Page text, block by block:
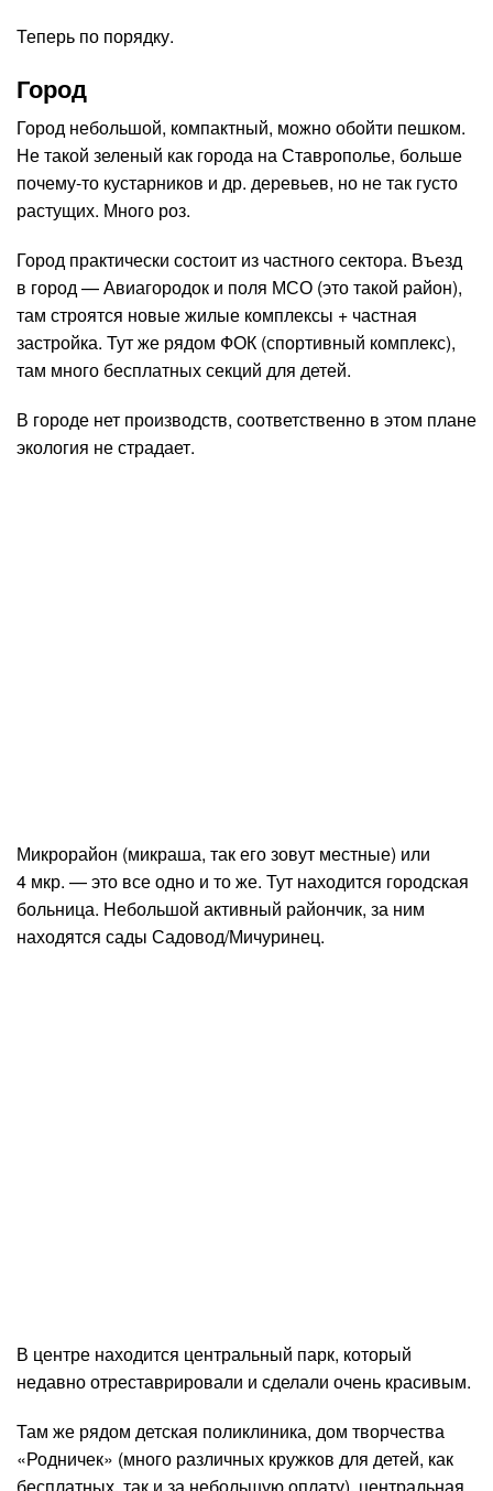
Теперь по порядку.
Город
Город небольшой, компактный, можно обойти пешком.
Не такой зеленый как города на Ставрополье, больше
почему-то кустарников и др. деревьев, но не так густо
растущих. Много роз.
Город практически состоит из частного сектора. Въезд
в город — Авиагородок и поля МСО (это такой район),
там строятся новые жилые комплексы + частная
застройка. Тут же рядом ФОК (спортивный комплекс),
там много бесплатных секций для детей.
В городе нет производств, соответственно в этом плане
экология не страдает.
Микрорайон (микраша, так его зовут местные) или
4 мкр. — это все одно и то же. Тут находится городская
больница. Небольшой активный райончик, за ним
находятся сады Садовод/Мичуринец.
В центре находится центральный парк, который
недавно отреставрировали и сделали очень красивым.
Там же рядом детская поликлиника, дом творчества
«Родничек» (много различных кружков для детей, как
бесплатных, так и за небольшую оплату), центральная